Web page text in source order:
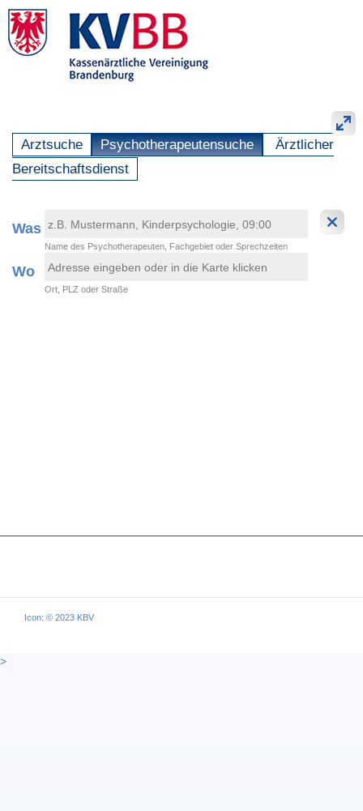
Arztsuche Psychotherapeutensuche
Ärztlicher
Bereitschaftsdienst
Was
Name des Psychotherapeuten, Fachgebiet oder Sprechzeiten
Wo
Ort, PLZ oder Straße
Icon: © 2023 KBV
>